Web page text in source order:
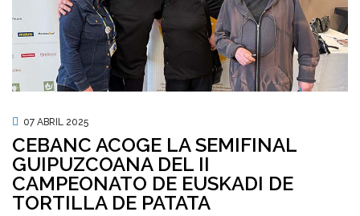
07 ABRIL 2025
CEBANC ACOGE LA SEMIFINAL
GUIPUZCOANA DEL II
CAMPEONATO DE EUSKADI DE
TORTILLA DE PATATA